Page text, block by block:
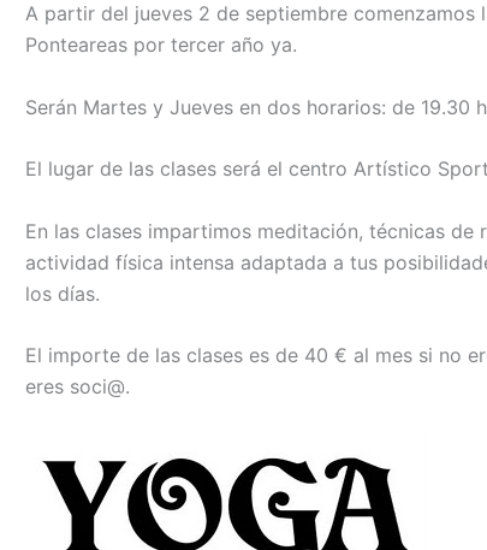
A partir del jueves 2 de septiembre comenzamos
Ponteareas por tercer año ya.
Serán Martes y Jueves en dos horarios: de 19.30
El lugar de las clases será el centro Artístico
En las clases impartimos meditación, técnicas de
actividad física intensa adaptada a tus
los días.
El importe de las clases es de 40 € al mes si no
eres soci@.